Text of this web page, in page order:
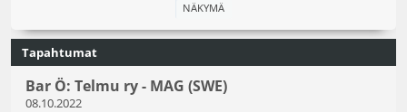
Tapahtumat
Bar Ö: Telmu ry - MAG (SWE)
08.10.2022